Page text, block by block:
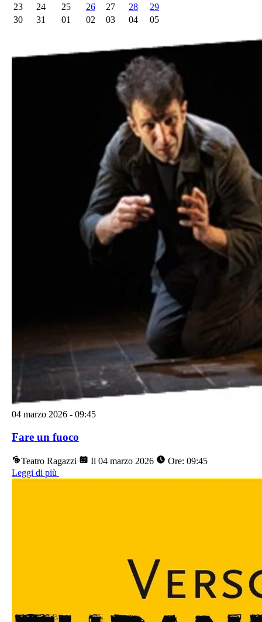
23
24 25 26 27 28
29
30
31 01 02 03 04 05
04 marzo 2026 - 09:45
Fare un fuoco
Teatro Ragazzi Il 04 marzo 2026
Ore: 09:45
Leggi di più